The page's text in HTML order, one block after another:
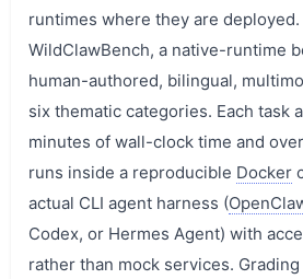
runtimes where they are
WildClawBench, a native-runtime
human-authored, bilingual,
six thematic categories. Each task
minutes of wall-clock time and
runs inside a reproducible Docker
actual CLI agent harness (
Codex, or Hermes Agent) with
rather than mock services.